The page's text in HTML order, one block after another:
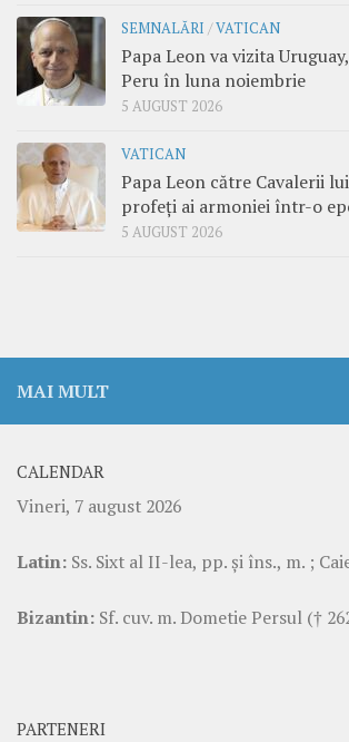
SEMNALĂRI /VATICAN
Papa Leon va vizita
Peru în luna noiembrie
5 AUGUST 2026
VATICAN
Papa Leon către Cavalerii
profeți ai armoniei într-o
5 AUGUST 2026
MAI MULT
CALENDAR
Vineri, 7 august 2026
Latin: Ss. Sixt al II-lea, pp. şi îns., m. ;
Bizantin: Sf. cuv. m. Dometie Persul (†
PARTENERI